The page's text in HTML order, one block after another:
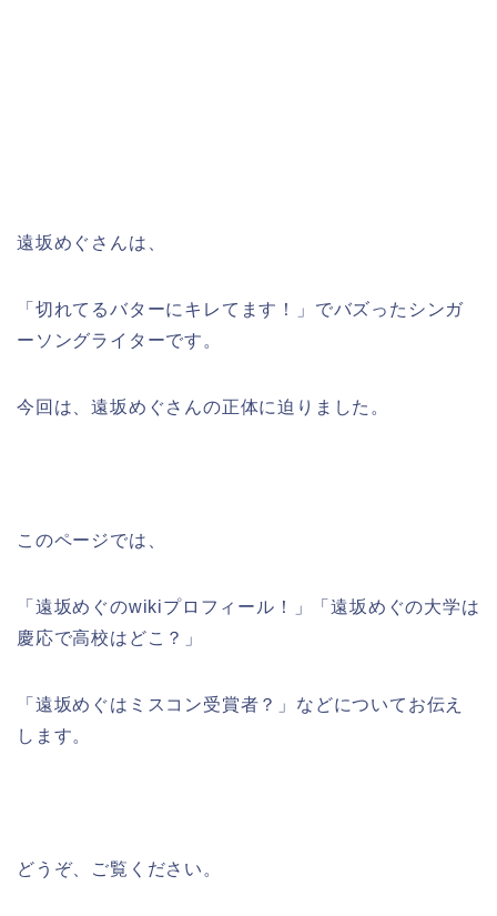
遠坂めぐさんは、
「切れてるバターにキレてます！」でバズったシンガ
ーソングライターです。
今回は、遠坂めぐさんの正体に迫りました。
このページでは、
「遠坂めぐのwikiプロフィール！」「遠坂めぐの大学は
慶応で高校はどこ？」
「遠坂めぐはミスコン受賞者？」などについてお伝え
します。
どうぞ、ご覧ください。